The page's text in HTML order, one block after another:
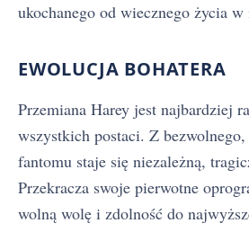
ukochanego od wiecznego życia
EWOLUCJA BOHATERA
Przemiana Harey jest najbardziej
wszystkich postaci. Z bezwolnego,
fantomu staje się niezależną,
Przekracza swoje pierwotne
wolną wolę i zdolność do